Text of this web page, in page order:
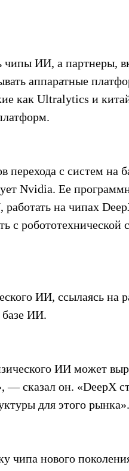
чипы ИИ, а партнеры,
аппаратные
как Ultralytics и
перехода с систем на
Nvidia. Ее
на чипах
с робототехнической
ИИ, ссылаясь на
базе ИИ.
ИИ может
— сказал он. «DeepX
для этого рынка».
чипа нового